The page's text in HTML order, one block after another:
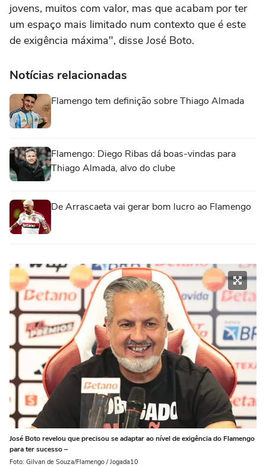
jovens, muitos com valor, mas que acabam por ter
um espaço mais limitado num contexto que é este
de exigência máxima", disse José Boto.
Notícias relacionadas
Flamengo tem definição sobre Thiago Almada
Flamengo: Diego Ribas dá boas-vindas para
Thiago Almada, alvo do clube
De Arrascaeta vai gerar bom lucro ao Flamengo
José Boto revelou que precisou se adaptar ao nível de exigência do Flamengo
para ter sucesso –
Foto: Gilvan de Souza/Flamengo / Jogada10